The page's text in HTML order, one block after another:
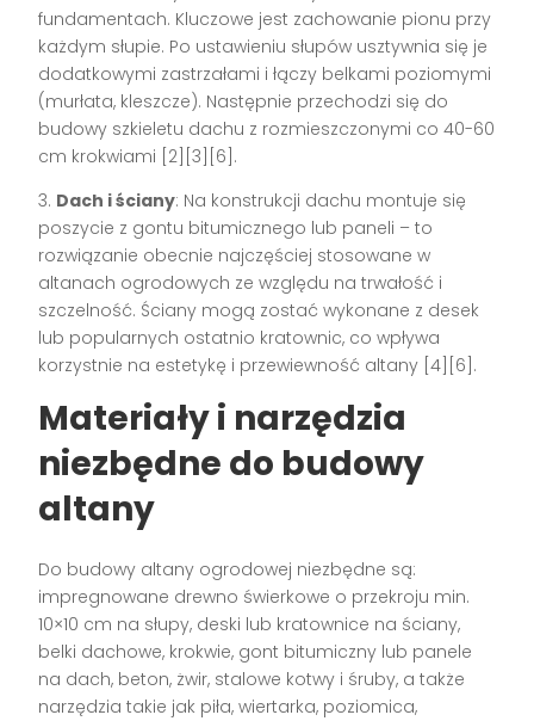
fundamentach. Kluczowe jest zachowanie pionu przy
każdym słupie. Po ustawieniu słupów usztywnia się je
dodatkowymi zastrzałami i łączy belkami poziomymi
(murłata, kleszcze). Następnie przechodzi się do
budowy szkieletu dachu z rozmieszczonymi co 40-60
cm krokwiami [2][3][6] .
3. Dach i ściany: Na konstrukcji dachu montuje się
poszycie z gontu bitumicznego lub paneli – to
rozwiązanie obecnie najczęściej stosowane w
altanach ogrodowych ze względu na trwałość i
szczelność. Ściany mogą zostać wykonane z desek
lub popularnych ostatnio kratownic, co wpływa
korzystnie na estetykę i przewiewność altany [4][6] .
Materiały i narzędzia
niezbędne do budowy
altany
Do budowy altany ogrodowej niezbędne są:
impregnowane drewno świerkowe o przekroju min.
10×10 cm na słupy, deski lub kratownice na ściany,
belki dachowe, krokwie, gont bitumiczny lub panele
na dach, beton, żwir, stalowe kotwy i śruby, a także
narzędzia takie jak piła, wiertarka, poziomica,